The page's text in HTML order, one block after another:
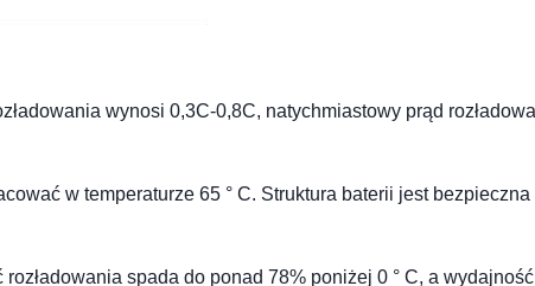
wynosi 0,3C-0,8C, natychmiastowy prąd
w temperaturze 65 ° C. Struktura baterii jest bezpieczna
spada do ponad 78% poniżej 0 ° C, a wydajność